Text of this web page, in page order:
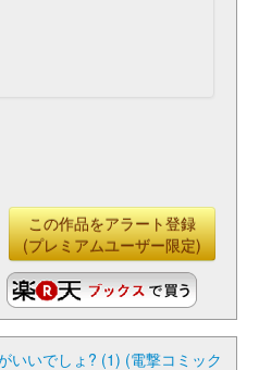
この作品をアラート登録
(プレミアムユーザー限定)
いいでしょ? (1) (電撃コミック